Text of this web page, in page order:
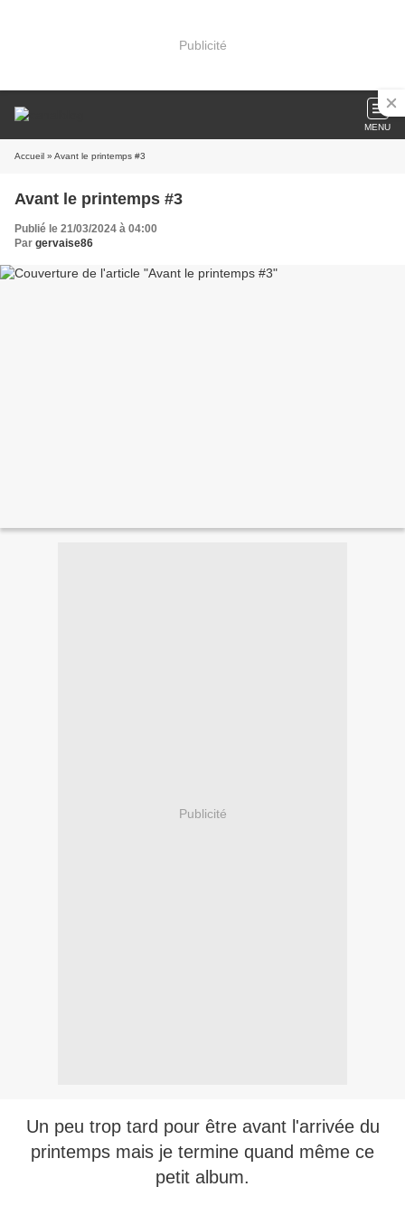
Publicité
MENU
Accueil » Avant le printemps #3
Avant le printemps #3
Publié le 21/03/2024 à 04:00
Par gervaise86
Publicité
Un peu trop tard pour être avant l'arrivée du
printemps mais je termine quand même ce
petit album.